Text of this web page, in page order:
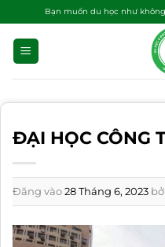
qua
dung
Bạn muốn du học như
ĐẠI HỌC CÔNG
Đăng vào28 Tháng 6, 2023